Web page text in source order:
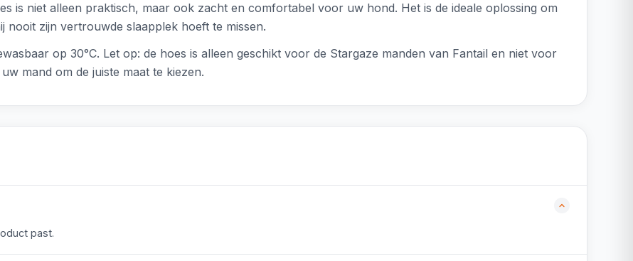
is niet alleen praktisch, maar ook zacht en comfortabel voor uw hond. Het is de ideale oplossing om
zijn vertrouwde slaapplek hoeft te missen.
op 30°C. Let op: de hoes is alleen geschikt voor de Stargaze manden van Fantail en niet voor
mand om de juiste maat te kiezen.
past.